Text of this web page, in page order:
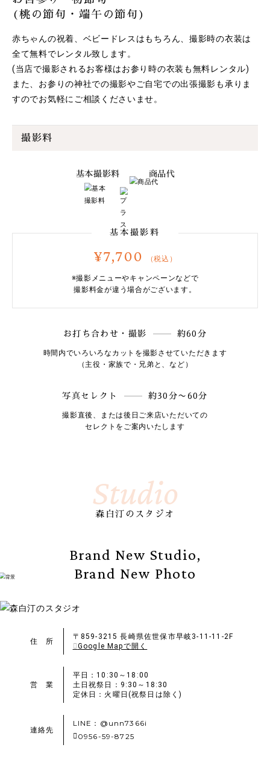
(桃の節句・端午の節句)
赤ちゃんの祝着、ベビードレスはもちろん、撮影時の衣装は
全て無料でレンタル致します。
(当店で撮影されるお客様はお参り時の衣装も無料レンタル)
また、お参りの神社での撮影やご自宅での出張撮影も承りま
すのでお気軽にご相談くださいませ。
撮影料
基本撮影料 商品代
基本撮影料
¥7,700 （税込）
※撮影メニューやキャンペーンなどで
撮影料金が違う場合がございます。
お打ち合わせ・撮影 約60分
時間内でいろいろなカットを撮影させていただきます
（主役・家族で・兄弟と、など）
写真セレクト 約30分〜60分
撮影直後、または後日ご来店いただいての
セレクトをご案内いたします
Studio
森白汀のスタジオ
Brand New Studio,
Brand New Photo
住 所
〒859-3215 長崎県佐世保市早岐3-11-11-2F
Google Mapで開く
営 業
平日：10:30～18:00
土日祝祭日：9:30～18:30
定休日：火曜日(祝祭日は除く)
連絡先
LINE：@unn7366i
0956-59-8725